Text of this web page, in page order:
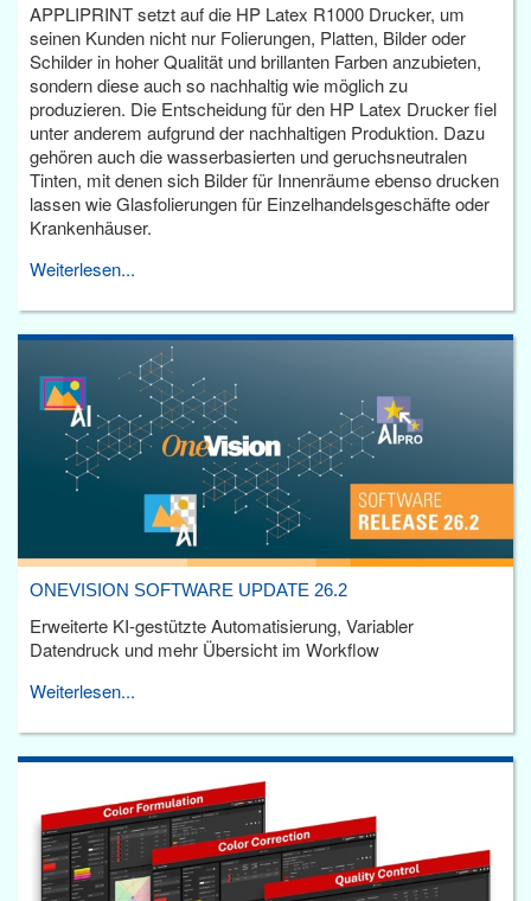
APPLIPRINT setzt auf die HP Latex R1000 Drucker, um
seinen Kunden nicht nur Folierungen, Platten, Bilder oder
Schilder in hoher Qualität und brillanten Farben anzubieten,
sondern diese auch so nachhaltig wie möglich zu
produzieren. Die Entscheidung für den HP Latex Drucker fiel
unter anderem aufgrund der nachhaltigen Produktion. Dazu
gehören auch die wasserbasierten und geruchsneutralen
Tinten, mit denen sich Bilder für Innenräume ebenso drucken
lassen wie Glasfolierungen für Einzelhandelsgeschäfte oder
Krankenhäuser.
Weiterlesen...
ONEVISION SOFTWARE UPDATE 26.2
Erweiterte KI-gestützte Automatisierung, Variabler
Datendruck und mehr Übersicht im Workflow
Weiterlesen...